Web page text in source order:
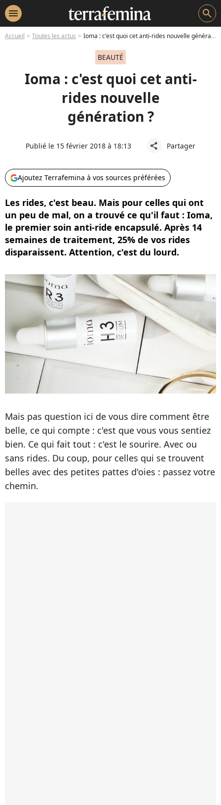
menu search
Accueil Toutes les actus Ioma : c'est quoi cet anti-rides nouvelle génération ?
BEAUTÉ
Ioma : c'est quoi cet anti-
rides nouvelle
génération ?
Publié le 15 février 2018 à 18:13 share Partager
Ajoutez Terrafemina à vos sources préférées
Les rides, c'est beau. Mais pour celles qui ont
un peu de mal, on a trouvé ce qu'il faut : Ioma,
le premier soin anti-ride encapsulé. Après 14
semaines de traitement, 25% de vos rides
disparaissent. Attention, c'est du lourd.
Mais pas question ici de vous dire comment être
belle, ce qui compte : c'est que vous vous sentiez
bien. Ce qui fait tout : c'est le sourire. Avec ou
sans rides. Du coup, pour celles qui se trouvent
belles avec des petites pattes d'oies : passez votre
chemin.